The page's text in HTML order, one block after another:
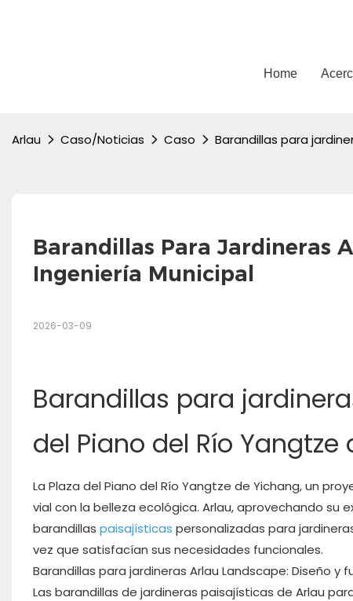
Home
Arlau Caso/Noticias Caso Barandillas para
Barandillas Para Jardineras
Ingeniería Municipal
2026-03-09
Barandillas para
del Piano del Río Yangtze
La Plaza del Piano del Río Yangtze de Yichang, un
vial con la belleza ecológica. Arlau, aprovechando su
barandillas paisajísticas personalizadas para
vez que satisfacían sus necesidades funcionales.
Barandillas para jardineras Arlau Landscape: Diseño y
Las barandillas de jardineras paisajísticas de Arlau